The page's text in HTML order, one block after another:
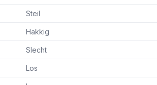
Steil
Hakkig
Slecht
Los